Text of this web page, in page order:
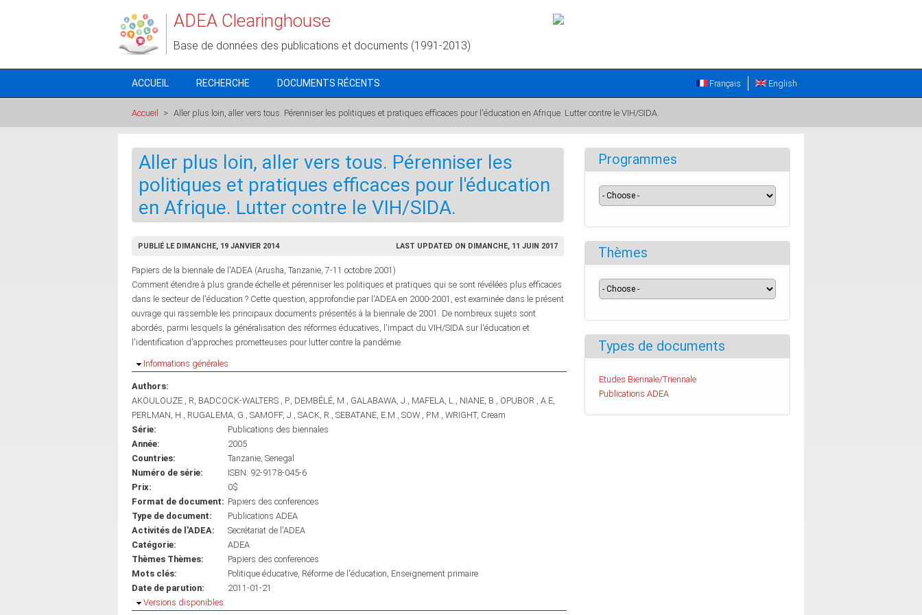
ADEA Clearinghouse
Base de données des publications et documents (1991-2013)
ACCUEIL RECHERCHE DOCUMENTS RÉCENTS English
Français
Accueil > Aller plus loin, aller vers tous. Pérenniser les politiques et pratiques efficaces pour l'éducation en Afrique. Lutter contre le VIH/SIDA.
Aller plus loin, aller vers tous. Pérenniser les
politiques et pratiques efficaces pour l'éducation
en Afrique. Lutter contre le VIH/SIDA.
PUBLIÉ LE DIMANCHE, 19 JANVIER 2014 LAST UPDATED ON DIMANCHE, 11 JUIN 2017
Papiers de la biennale de l'ADEA (Arusha, Tanzanie, 7-11 octobre 2001)
Comment étendre à plus grande échelle et pérenniser les politiques et pratiques qui se sont révélées plus efficaces
dans le secteur de l'éducation ? Cette question, approfondie par l'ADEA en 2000-2001, est examinée dans le présent
ouvrage qui rassemble les principaux documents présentés à la biennale de 2001. De nombreux sujets sont
abordés, parmi lesquels la généralisation des réformes éducatives, l'impact du VIH/SIDA sur l'éducation et
l'identification d'approches prometteuses pour lutter contre la pandémie.
Masquer
Informations générales
Authors:
AKOULOUZE , R BADCOCK-WALTERS , P. DEMBÉLÉ, M. GALABAWA, J. MAFELA, L. NIANE, B.
OPUBOR , A.E
PERLMAN, H.
RUGALEMA, G. SAMOFF, J. SACK, R. SEBATANE, E.M. SOW , P.M. WRIGHT, Cream
Série:
Publications des biennales
Année:
2005
Countries:
Tanzanie Senegal
Numéro de série:
ISBN: 92-9178-045-6
Prix:
0$
Format de document: Papiers des conferences
Type de document:
Publications ADEA
Activités de l'ADEA:
Secrétariat de l'ADEA
Catégorie:
ADEA
Thèmes Thèmes:
Papiers des conferences
Mots clés:
Politique éducative Réforme de l'éducation Enseignement primaire
Date de parution:
2011-01-21
Masquer
Versions disponibles
Programmes
Thèmes
Types de documents
Etudes Biennale/Triennale
Publications ADEA